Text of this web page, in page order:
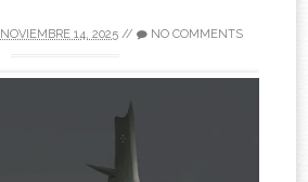
NOVIEMBRE 14, 2025 // NO COMMENTS